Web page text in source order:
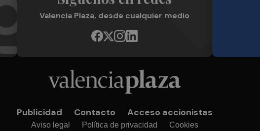
Valencia Plaza, desde cualquier medio
Publicidad Contacto Acceso accionistas
Aviso legal Política de privacidad Cookies